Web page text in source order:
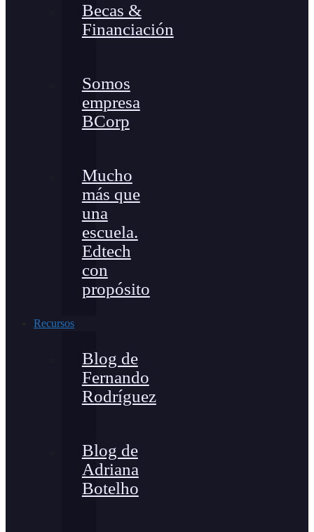
Becas &
Financiación
Somos
empresa
BCorp
Mucho
más que
una
escuela.
Edtech
con
propósito
Recursos
Blog de
Fernando
Rodríguez
Blog de
Adriana
Botelho